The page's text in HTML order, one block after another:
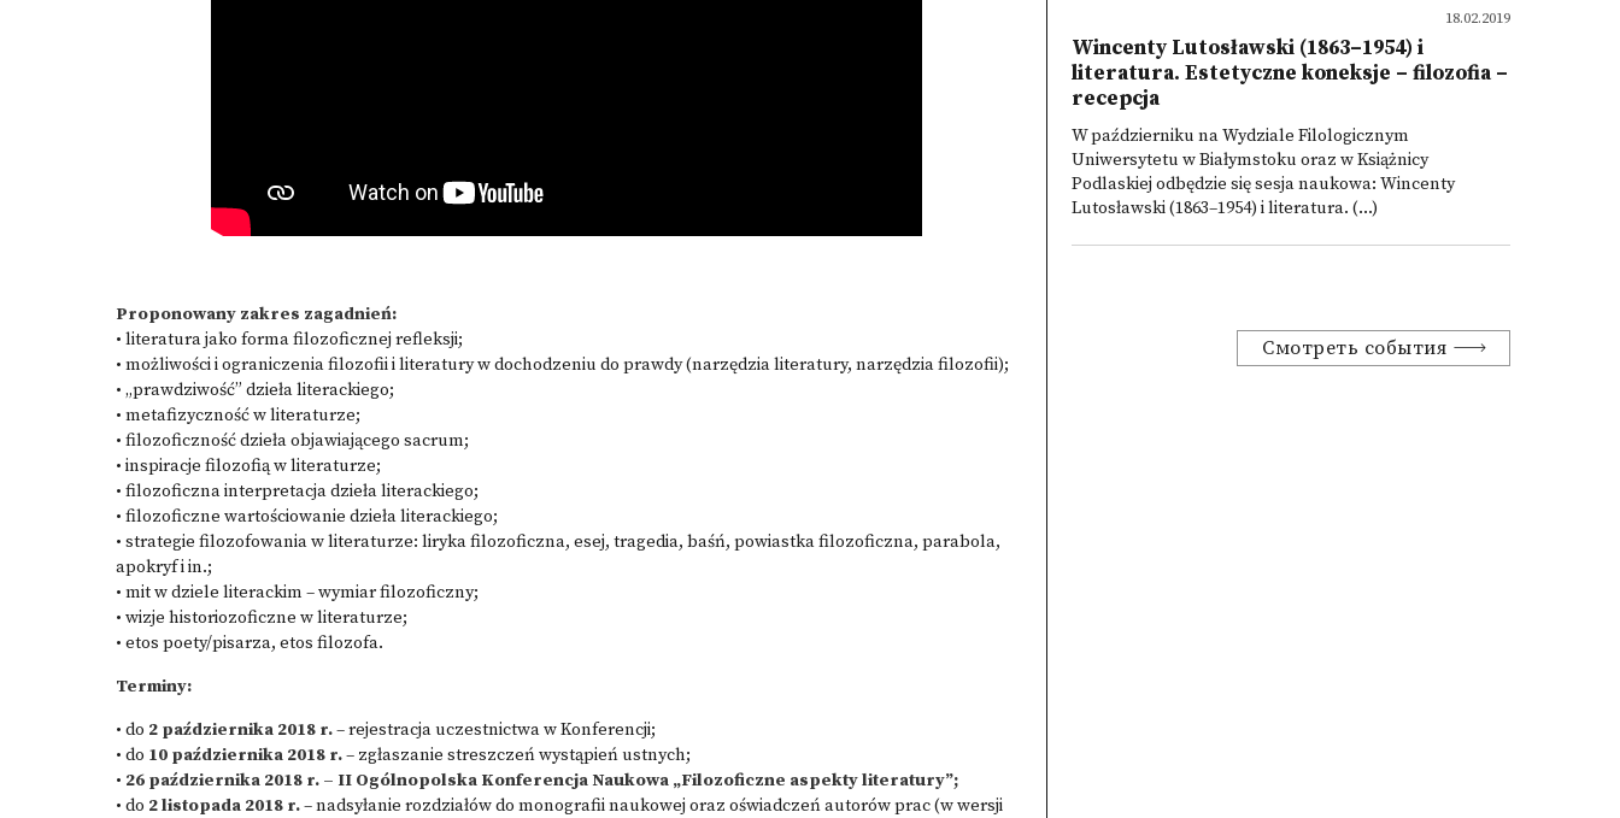
Proponowany zakres zagadnień:
• literatura jako forma filozoficznej refleksji;
• możliwości i ograniczenia filozofii i literatury w dochodzeniu do prawdy (narzędzia literatury, narzędzia filozofii);
• „prawdziwość” dzieła literackiego;
• metafizyczność w literaturze;
• filozoficzność dzieła objawiającego sacrum;
• inspiracje filozofią w literaturze;
• filozoficzna interpretacja dzieła literackiego;
• filozoficzne wartościowanie dzieła literackiego;
• strategie filozofowania w literaturze: liryka filozoficzna, esej, tragedia, baśń, powiastka filozoficzna, parabola,
apokryf i in.;
• mit w dziele literackim – wymiar filozoficzny;
• wizje historiozoficzne w literaturze;
• etos poety/pisarza, etos filozofa.
Terminy:
• do 2 października 2018 r.– rejestracja uczestnictwa w Konferencji;
• do 10 października 2018 r.– zgłaszanie streszczeń wystąpień ustnych;
• 26 października 2018 r. – II Ogólnopolska Konferencja Naukowa „Filozoficzne aspekty literatury”;
• do 2 listopada 2018 r.– nadsyłanie rozdziałów do monografii naukowej oraz oświadczeń autorów prac (w wersji
18.02.2019
Wincenty Lutosławski (1863–1954) i
literatura. Estetyczne koneksje – filozofia –
recepcja
W październiku na Wydziale Filologicznym
Uniwersytetu w Białymstoku oraz w Książnicy
Podlaskiej odbędzie się sesja naukowa: Wincenty
Lutosławski (1863–1954) i literatura. (...)
Смотреть события